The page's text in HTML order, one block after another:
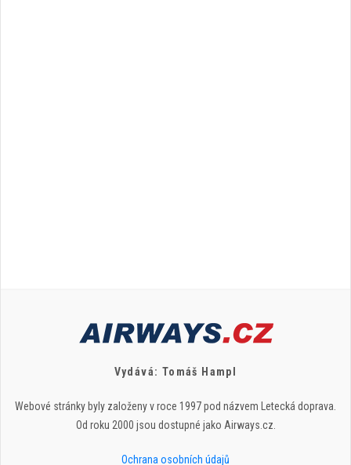
Vydává: Tomáš Hampl
Webové stránky byly založeny v roce 1997 pod názvem Letecká doprava.
Od roku 2000 jsou dostupné jako Airways.cz.
Ochrana osobních údajů